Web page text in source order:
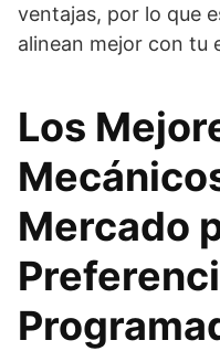
ventajas, por lo que
alinean mejor con tu
Los
Mercado